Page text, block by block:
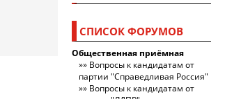
СПИСОК ФОРУМОВ
Общественная приёмная
Вопросы к кандидатам от
партии "Справедливая Россия"
Вопросы к кандидатам от